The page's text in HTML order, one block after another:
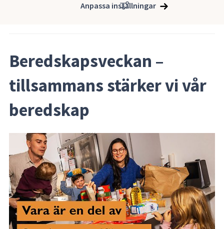
Anpassa inställningar
Beredskapsveckan –
tillsammans stärker vi vår
beredskap